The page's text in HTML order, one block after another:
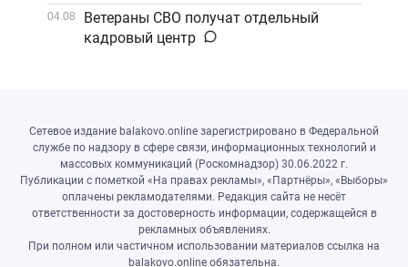
04.08
Ветераны СВО получат отдельный
кадровый центр
Сетевое издание balakovo.online зарегистрировано в Федеральной
службе по надзору в сфере связи, информационных технологий и
массовых коммуникаций (Роскомнадзор) 30.06.2022 г.
Публикации с пометкой «На правах рекламы», «Партнёры», «Выборы»
оплачены рекламодателями. Редакция сайта не несёт
ответственности за достоверность информации, содержащейся в
рекламных объявлениях.
При полном или частичном использовании материалов ссылка на
balakovo.online обязательна.